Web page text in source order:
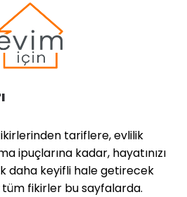
tariflere, evlilik
ipuçlarına kadar, hayatınızı
daha keyifli hale getirecek
tüm fikirler bu sayfalarda.